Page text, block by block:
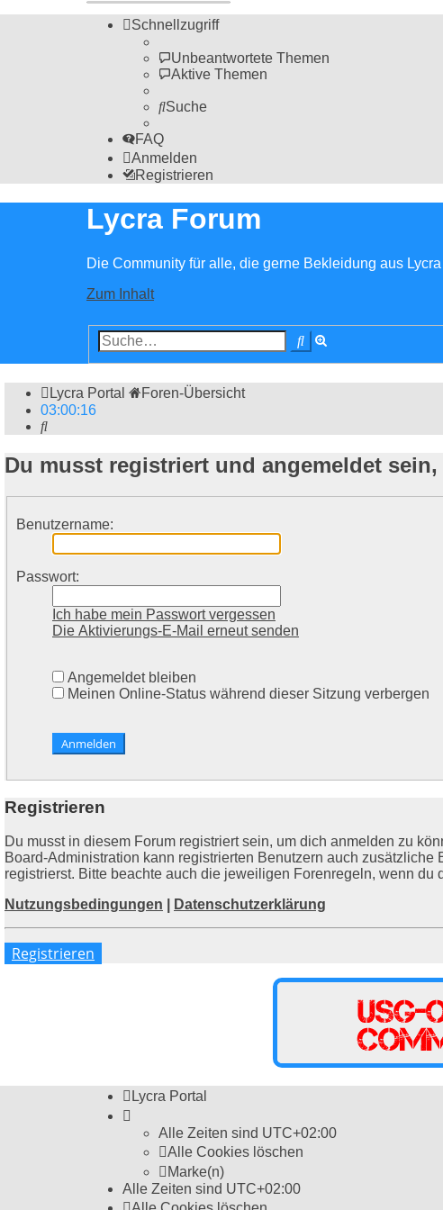
Schnellzugriff
Unbeantwortete Themen
Aktive Themen
Suche
FAQ
Anmelden
Registrieren
Lycra Forum
Die Community für alle, die gerne Bekleidung aus
Zum Inhalt
Suche
Lycra Portal
Foren-Übersicht
03:00:16
Suche
Du musst registriert und angemeldet
Benutzername:
Passwort:
Ich habe mein Passwort vergessen
Die Aktivierungs-E-Mail erneut senden
Angemeldet bleiben
Meinen Online-Status während dieser Sitzung verbergen
Registrieren
Du musst in diesem Forum registriert sein, um dich anmelden zu
Board-Administration kann registrierten Benutzern auch
registrierst. Bitte beachte auch die jeweiligen Forenregeln, wenn du
Nutzungsbedingungen
Datenschutzerklärung
Registrieren
Lycra Portal
Alle Zeiten sind UTC+02:00
Alle Cookies löschen
Marke(n)
Alle Zeiten sind UTC+02:00